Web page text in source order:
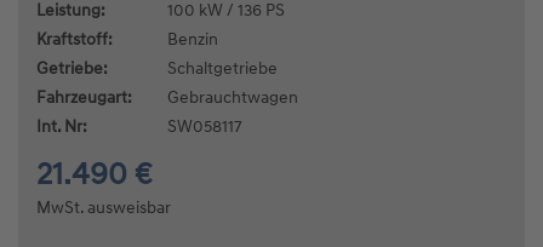
Leistung:
100 kW / 136 PS
Kraftstoff:
Benzin
Getriebe:
Schaltgetriebe
Fahrzeugart:
Gebrauchtwagen
Int. Nr:
SW058117
21.490 €
MwSt. ausweisbar